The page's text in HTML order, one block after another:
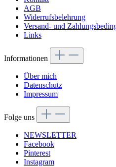
AGB
Widerrufsbelehrung
Versand- und
Links
Informationen
Über mich
Datenschutz
Impressum
Folge uns
NEWSLETTER
Facebook
Pinterest
Instagram